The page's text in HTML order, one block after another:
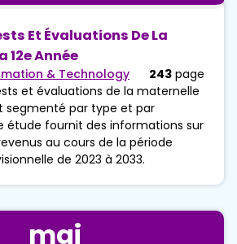
Et Évaluations De La
12e Année
& Technology 243 page
et évaluations de la maternelle
segmenté par type et par
étude fournit des informations sur
au cours de la période
de 2023 à 2033.
mai